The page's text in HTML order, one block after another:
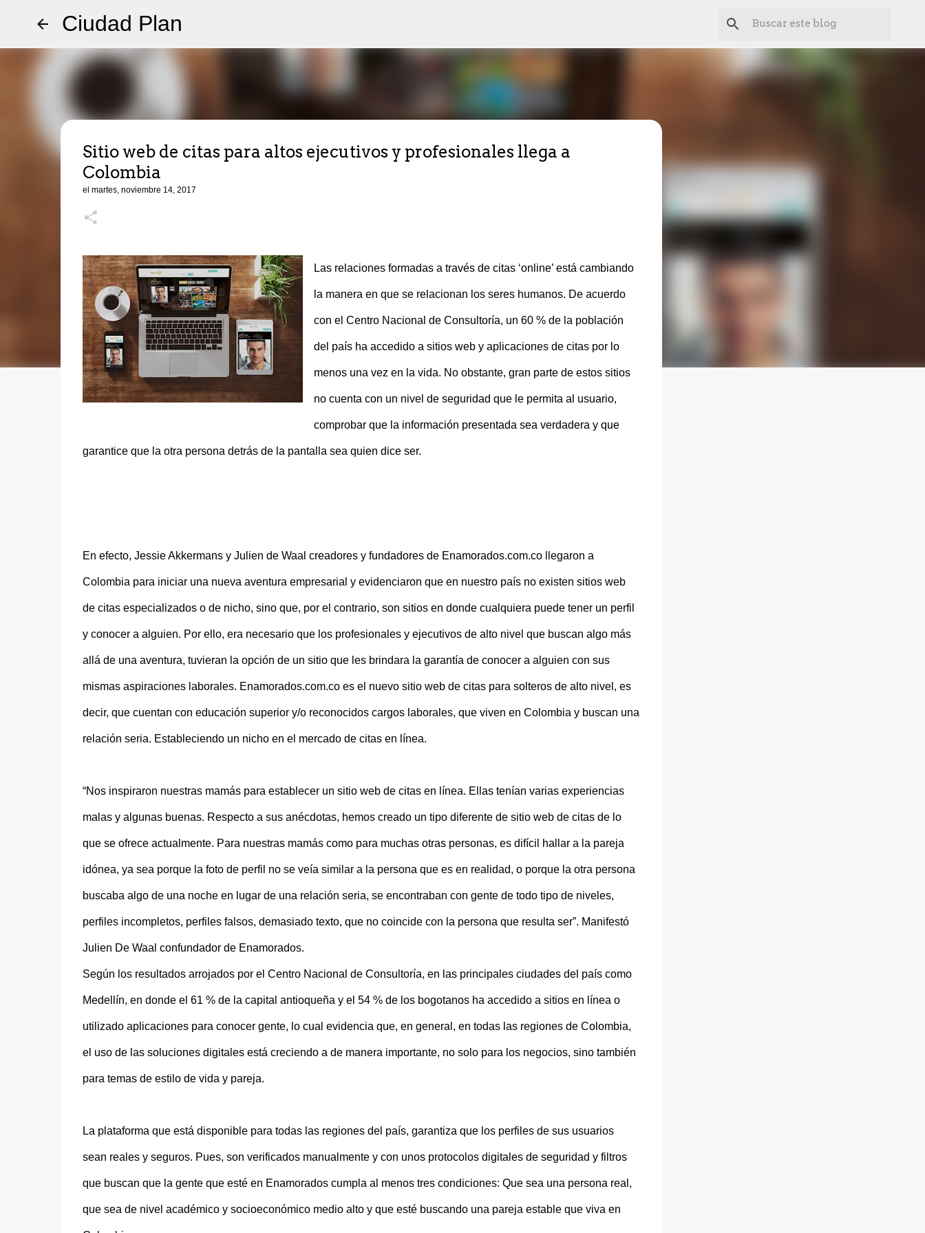
Ciudad Plan
Sitio web de citas para altos ejecutivos y profesionales llega a
Colombia
el martes, noviembre 14, 2017
Las relaciones formadas a través de citas ‘online’ está cambiando
la manera en que se relacionan los seres humanos. De acuerdo
con el Centro Nacional de Consultoría, un 60 % de la población
del país ha accedido a sitios web y aplicaciones de citas por lo
menos una vez en la vida. No obstante, gran parte de estos sitios
no cuenta con un nivel de seguridad que le permita al usuario,
comprobar que la información presentada sea verdadera y que
garantice que la otra persona detrás de la pantalla sea quien dice ser.
En efecto, Jessie Akkermans y Julien de Waal creadores y fundadores de Enamorados.com.co llegaron a
Colombia para iniciar una nueva aventura empresarial y evidenciaron que en nuestro país no existen sitios web
de citas especializados o de nicho, sino que, por el contrario, son sitios en donde cualquiera puede tener un perfil
y conocer a alguien. Por ello, era necesario que los profesionales y ejecutivos de alto nivel que buscan algo más
allá de una aventura, tuvieran la opción de un sitio que les brindara la garantía de conocer a alguien con sus
mismas aspiraciones laborales. Enamorados.com.co es el nuevo sitio web de citas para solteros de alto nivel, es
decir, que cuentan con educación superior y/o reconocidos cargos laborales, que viven en Colombia y buscan una
relación seria. Estableciendo un nicho en el mercado de citas en línea.
“Nos inspiraron nuestras mamás para establecer un sitio web de citas en línea. Ellas tenían varias experiencias
malas y algunas buenas. Respecto a sus anécdotas, hemos creado un tipo diferente de sitio web de citas de lo
que se ofrece actualmente. Para nuestras mamás como para muchas otras personas, es difícil hallar a la pareja
idónea, ya sea porque la foto de perfil no se veía similar a la persona que es en realidad, o porque la otra persona
buscaba algo de una noche en lugar de una relación seria, se encontraban con gente de todo tipo de niveles,
perfiles incompletos, perfiles falsos, demasiado texto, que no coincide con la persona que resulta ser”. Manifestó
Julien De Waal confundador de Enamorados.
Según los resultados arrojados por el Centro Nacional de Consultoría, en las principales ciudades del país como
Medellín, en donde el 61 % de la capital antioqueña y el 54 % de los bogotanos ha accedido a sitios en línea o
utilizado aplicaciones para conocer gente, lo cual evidencia que, en general, en todas las regiones de Colombia,
el uso de las soluciones digitales está creciendo a de manera importante, no solo para los negocios, sino también
para temas de estilo de vida y pareja.
La plataforma que está disponible para todas las regiones del país, garantiza que los perfiles de sus usuarios
sean reales y seguros. Pues, son verificados manualmente y con unos protocolos digitales de seguridad y filtros
que buscan que la gente que esté en Enamorados cumpla al menos tres condiciones: Que sea una persona real,
que sea de nivel académico y socioeconómico medio alto y que esté buscando una pareja estable que viva en